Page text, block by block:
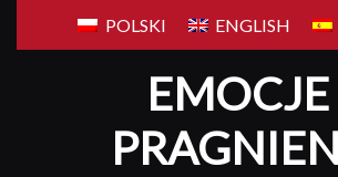
POLSKI ENGLISH
EMOCJE